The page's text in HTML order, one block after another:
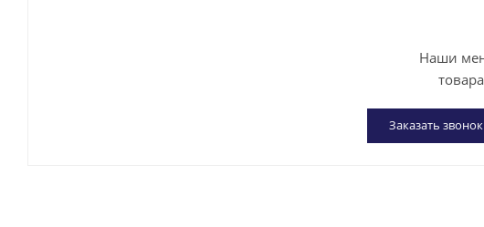
Наши
Заказать звонок